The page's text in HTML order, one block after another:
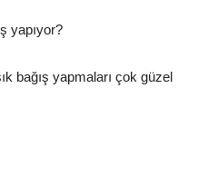
yapıyor?
bağış yapmaları çok güzel